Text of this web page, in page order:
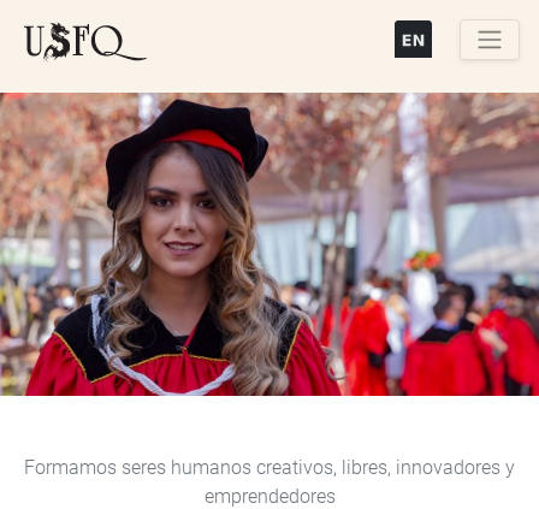
principal
Previous Next
Formamos seres humanos creativos, libres, innovadores y
emprendedores